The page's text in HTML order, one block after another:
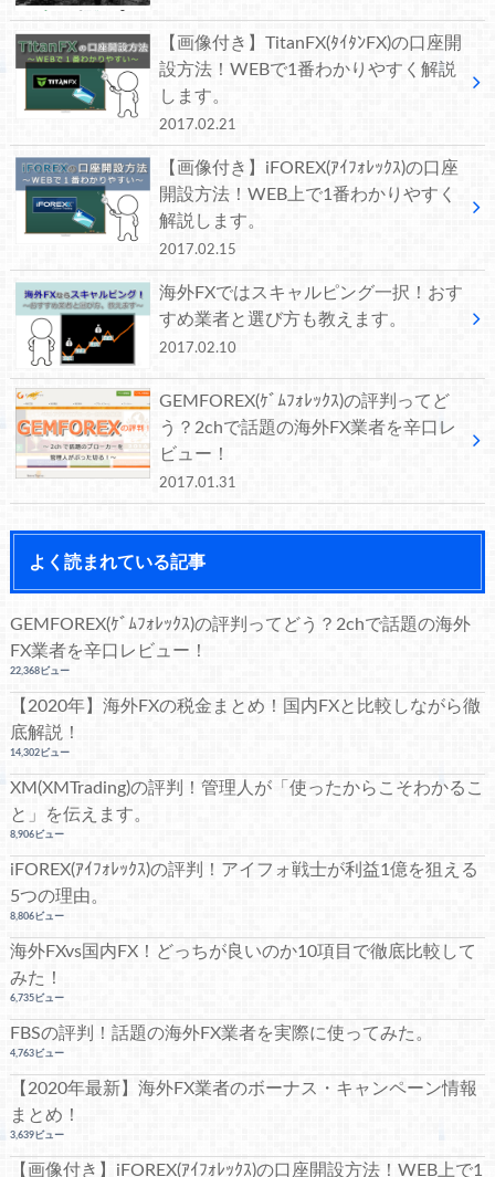
【画像付き】TitanFX(ﾀｲﾀﾝFX)の口座開
設方法！WEBで1番わかりやすく解説
します。
2017.02.21
【画像付き】iFOREX(ｱｲﾌｫﾚｯｸｽ)の口座
開設方法！WEB上で1番わかりやすく
解説します。
2017.02.15
海外FXではスキャルピング一択！おす
すめ業者と選び方も教えます。
2017.02.10
GEMFOREX(ｹﾞﾑﾌｫﾚｯｸｽ)の評判ってど
う？2chで話題の海外FX業者を辛口レ
ビュー！
2017.01.31
よく読まれている記事
GEMFOREX(ｹﾞﾑﾌｫﾚｯｸｽ)の評判ってどう？2chで話題の海外
FX業者を辛口レビュー！
22,368ビュー
【2020年】海外FXの税金まとめ！国内FXと比較しながら徹
底解説！
14,302ビュー
XM(XMTrading)の評判！管理人が「使ったからこそわかるこ
と」を伝えます。
8,906ビュー
iFOREX(ｱｲﾌｫﾚｯｸｽ)の評判！アイフォ戦士が利益1億を狙える
5つの理由。
8,806ビュー
海外FXvs国内FX！どっちが良いのか10項目で徹底比較して
みた！
6,735ビュー
FBSの評判！話題の海外FX業者を実際に使ってみた。
4,763ビュー
【2020年最新】海外FX業者のボーナス・キャンペーン情報
まとめ！
3,639ビュー
【画像付き】iFOREX(ｱｲﾌｫﾚｯｸｽ)の口座開設方法！WEB上で1